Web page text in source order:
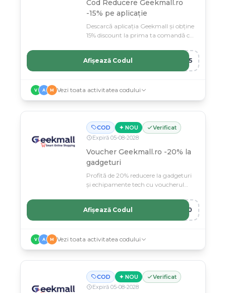
Cod Reducere Geekmall.ro
-15% pe aplicație
Descarcă aplicația Geekmall și obține
15% discount la prima ta comandă cu
K15
Afișează Codul
V A M Vezi toata activitatea codului
COD ✦ NOU
Verificat
Expiră 05-08-2028
Voucher Geekmall.ro -20% la
gadgeturi
Profită de 20% reducere la gadgeturi
și echipamente tech cu voucherul
V20
Afișează Codul
V A M Vezi toata activitatea codului
COD ✦ NOU
Verificat
Expiră 05-08-2028